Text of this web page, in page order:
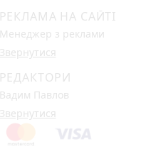
РЕКЛАМА НА САЙТІ
Менеджер з реклами
Звернутися
РЕДАКТОРИ
Вадим Павлов
Звернутися